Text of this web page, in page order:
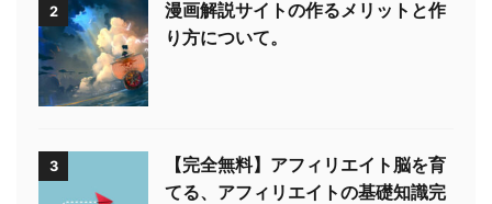
2
漫画解説サイトの作るメリットと作
り方について。
3
【完全無料】アフィリエイト脳を育
てる、アフィリエイトの基礎知識完